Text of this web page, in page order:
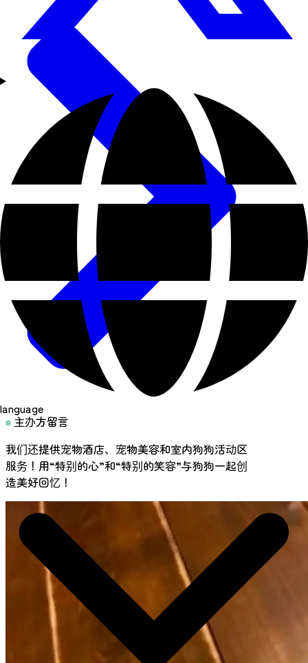
language
主办方留言
我们还提供宠物酒店、宠物美容和室内狗狗活动区
服务！用“特别的心”和“特别的笑容”与狗狗一起创
造美好回忆！